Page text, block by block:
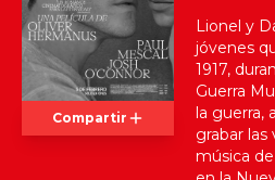
Compartir
Lionel y
jóvenes
1917,
Guerra
la guerra,
grabar las
música